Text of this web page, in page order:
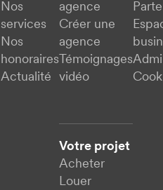
Nos
services
Nos
honoraires
Actualité
agence
Créer une
agence
Témoignages
vidéo
Votre projet
Acheter
Louer